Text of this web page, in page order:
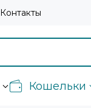
Контакты
Кошельки